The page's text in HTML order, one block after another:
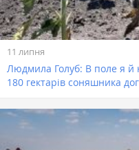
11 липня
Людмила Голуб: В поле я й
180 гектарів соняшника